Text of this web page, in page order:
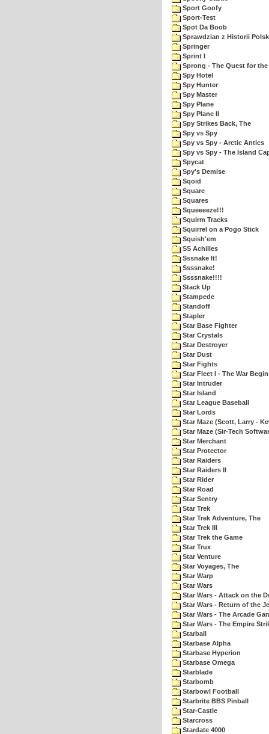
Sport Goofy
Sport-Test
Spot Da Boob
Sprawdzian z Historii
Springer
Sprint I
Sprong - The Quest for
Spy Hotel
Spy Hunter
Spy Master
Spy Plane
Spy Plane II
Spy Strikes Back, The
Spy vs Spy
Spy vs Spy - Arctic Antics
Spy vs Spy - The Island
Spycat
Spy's Demise
Sqoid
Square
Squares
Squeeeeze!!!
Squirm Tracks
Squirrel on a Pogo Stick
Squish'em
SS Achilles
Sssnake It!
Ssssnake!
Ssssnake!!!!
Stack Up
Stampede
Standoff
Stapler
Star Base Fighter
Star Crystals
Star Destroyer
Star Dust
Star Fights
Star Fleet I - The War
Star Intruder
Star Island
Star League Baseball
Star Lords
Star Maze (Scott, Larry -
Star Maze (Sir-Tech
Star Merchant
Star Protector
Star Raiders
Star Raiders II
Star Rider
Star Road
Star Sentry
Star Trek
Star Trek Adventure, The
Star Trek III
Star Trek the Game
Star Trux
Star Venture
Star Voyages, The
Star Warp
Star Wars
Star Wars - Attack on the
Star Wars - Return of the
Star Wars - The Arcade
Star Wars - The Empire
Starball
Starbase Alpha
Starbase Hyperion
Starbase Omega
Starblade
Starbomb
Starbowl Football
Starbrite BBS Pinball
Star-Castle
Starcross
Stardate 4000